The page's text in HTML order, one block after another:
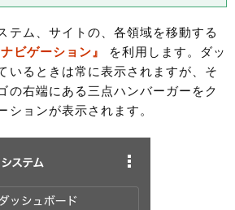
テム、サイトの、各領域を移動する
ナビゲーション』
を利用します。ダッ
いるときは常に表示されますが、そ
の右端にある三点ハンバーガーをク
ションが表示されます。